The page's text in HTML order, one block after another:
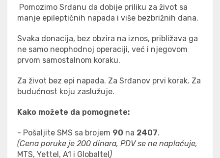
Pomozimo Srđanu da dobije priliku za život sa
manje epileptičnih napada i više bezbrižnih dana.
Svaka donacija, bez obzira na iznos, približava ga
ne samo neophodnoj operaciji, već i njegovom
prvom samostalnom koraku.
Za život bez epi napada. Za Srđanov prvi korak. Za
budućnost koju zaslužuje.
Kako možete da pomognete:
- Pošaljite SMS sa brojem 90 na 2407.
(Cena poruke je 200 dinara, PDV se ne naplaćuje,
MTS, Yettel, A1 i Globaltel)